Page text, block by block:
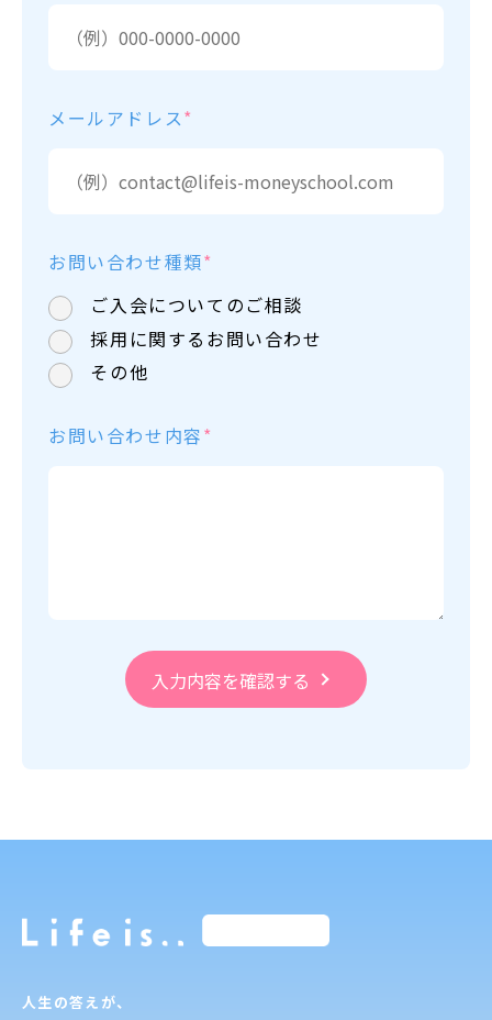
メールアドレス*
お問い合わせ種類*
ご入会についてのご相談
採用に関するお問い合わせ
その他
お問い合わせ内容*
人生の答えが、